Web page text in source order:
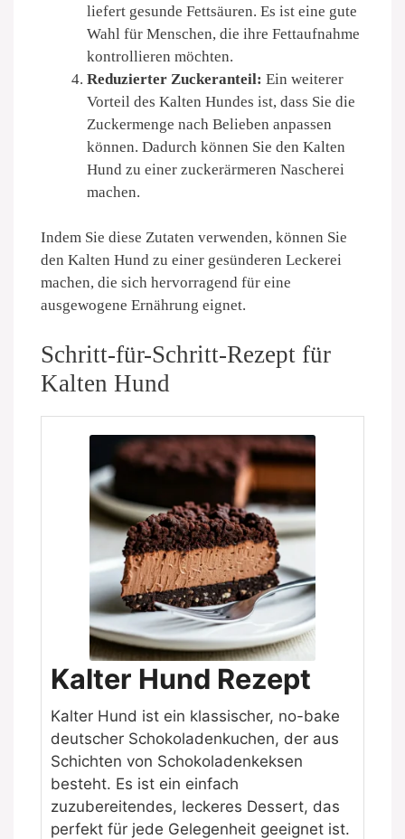
liefert gesunde Fettsäuren. Es ist eine gute
Wahl für Menschen, die ihre Fettaufnahme
kontrollieren möchten.
Reduzierter Zuckeranteil: Ein weiterer
Vorteil des Kalten Hundes ist, dass Sie die
Zuckermenge nach Belieben anpassen
können. Dadurch können Sie den Kalten
Hund zu einer zuckerärmeren Nascherei
machen.
Indem Sie diese Zutaten verwenden, können Sie
den Kalten Hund zu einer gesünderen Leckerei
machen, die sich hervorragend für eine
ausgewogene Ernährung eignet.
Schritt-für-Schritt-Rezept für
Kalten Hund
Kalter Hund Rezept
Kalter Hund ist ein klassischer, no-bake
deutscher Schokoladenkuchen, der aus
Schichten von Schokoladenkeksen
besteht. Es ist ein einfach
zuzubereitendes, leckeres Dessert, das
perfekt für jede Gelegenheit geeignet ist.